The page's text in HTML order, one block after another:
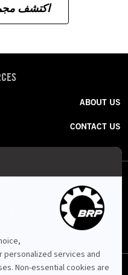
اكتشف
ABOUT US
CONTACT US